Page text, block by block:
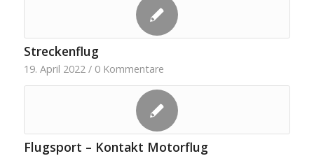
Streckenflug
19. April 2022 / 0 Kommentare
Flugsport – Kontakt Motorflug